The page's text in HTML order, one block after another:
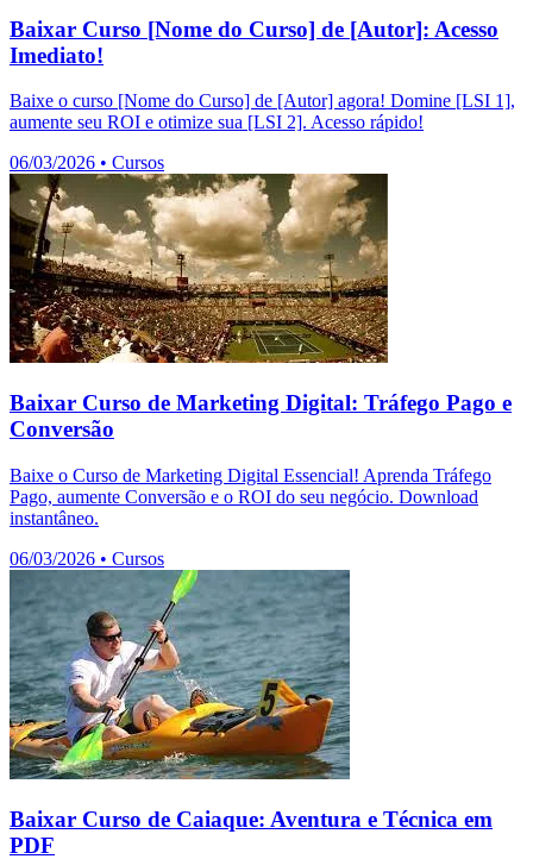
Baixar Curso [Nome do Curso] de [Autor]: Acesso
Imediato!
Baixe o curso [Nome do Curso] de [Autor] agora! Domine [LSI 1],
aumente seu ROI e otimize sua [LSI 2]. Acesso rápido!
06/03/2026 • Cursos
Baixar Curso de Marketing Digital: Tráfego Pago e
Conversão
Baixe o Curso de Marketing Digital Essencial! Aprenda Tráfego
Pago, aumente Conversão e o ROI do seu negócio. Download
instantâneo.
06/03/2026 • Cursos
Baixar Curso de Caiaque: Aventura e Técnica em
PDF